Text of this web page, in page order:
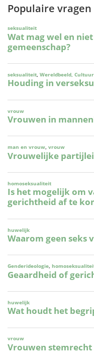
Populaire vragen